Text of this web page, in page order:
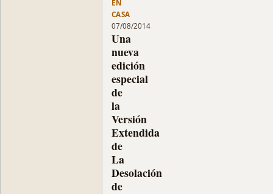
Noviembre
en…
la
esperadísima
Versión
Extendida
de
El
Hobbit:
La
Desolación
de
Smaug,
y
la
última
novedad
es
EN
CASA
07/08/2014
Una
nueva
edición
especial
de
la
Versión
Extendida
de
La
Desolación
de